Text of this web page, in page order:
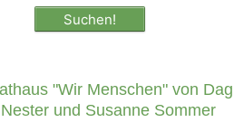
"Wir Menschen" von
und Susanne Sommer